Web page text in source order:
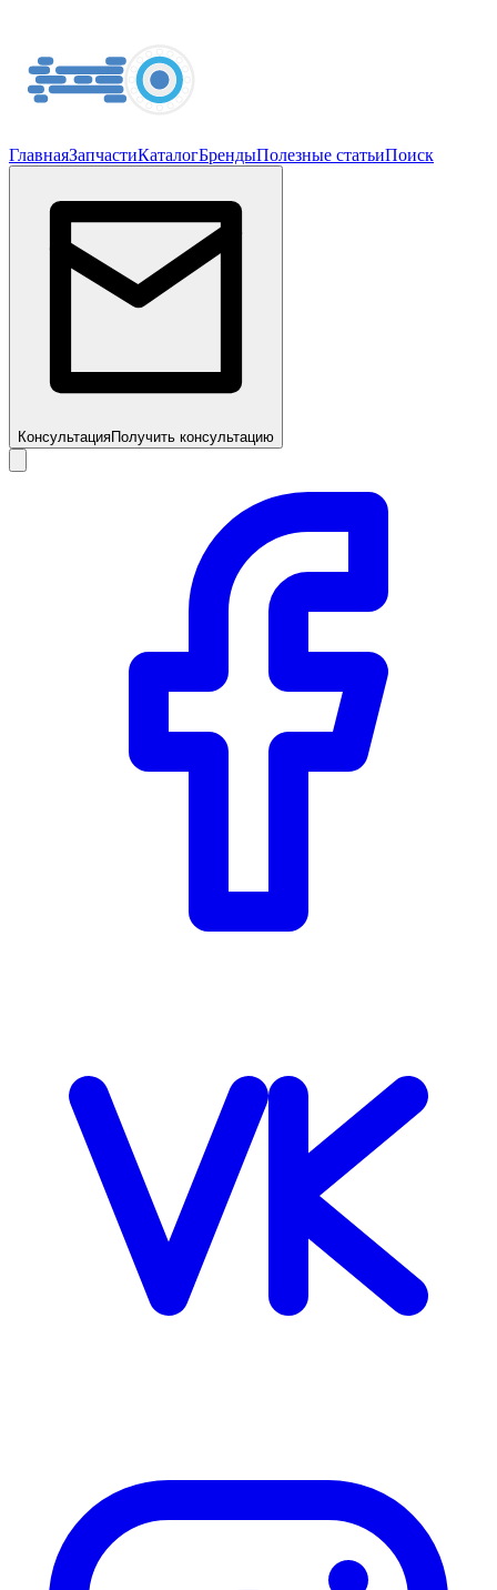
ГлавнаяЗапчастиКаталогБрендыПолезные статьиПоиск
КонсультацияПолучить консультацию